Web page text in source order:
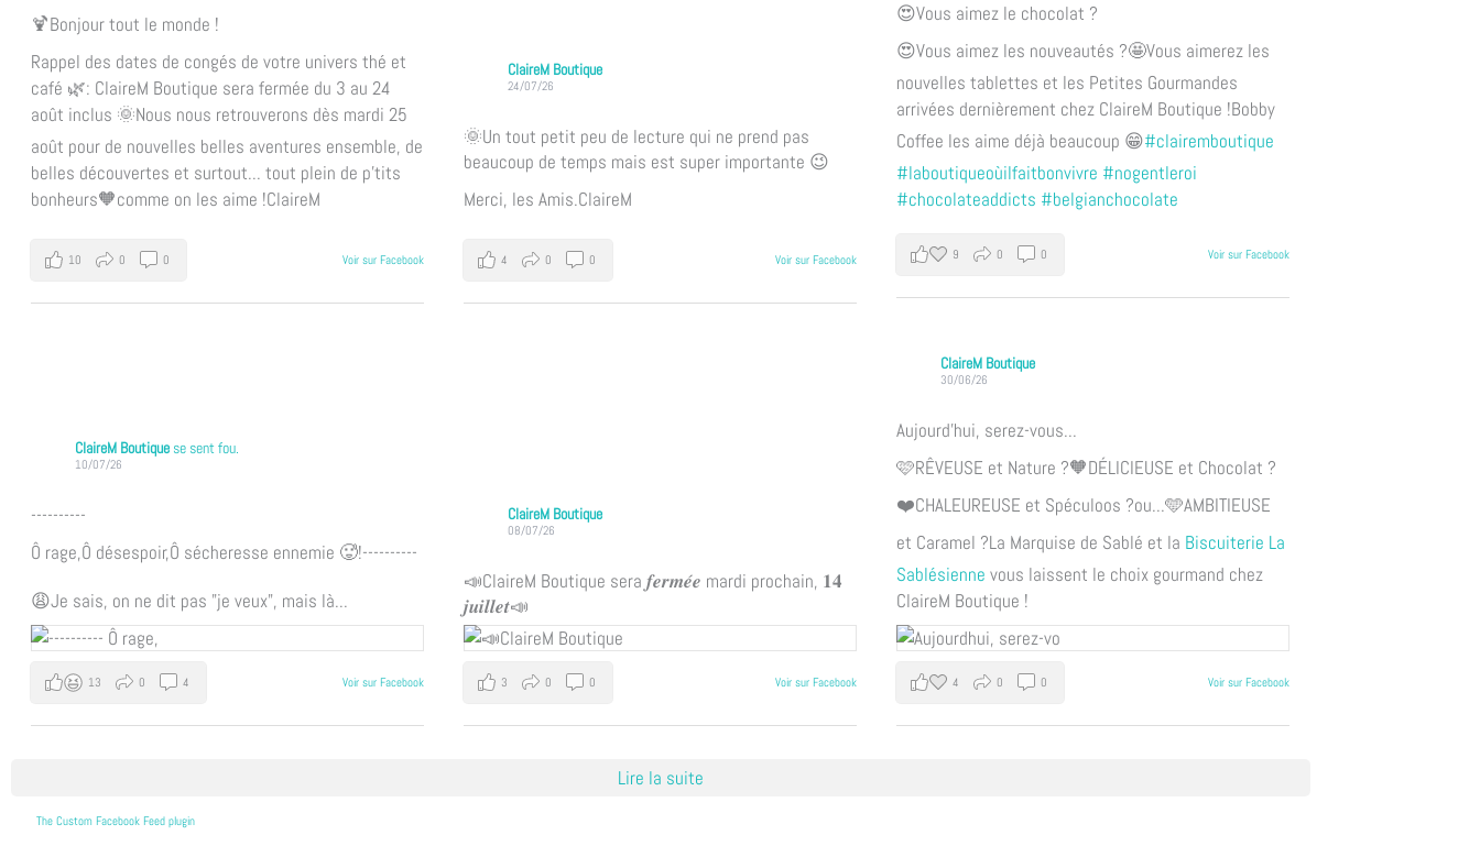
🍹Bonjour tout le monde !
Rappel des dates de congés de votre univers thé et
café 🌿: ClaireM Boutique sera fermée du 3 au 24
août inclus 🌞Nous nous retrouverons dès mardi 25
août pour de nouvelles belles aventures ensemble, de
belles découvertes et surtout... tout plein de p'tits
bonheurs🧡comme on les aime !ClaireM
Voir sur Facebook
10 0 0
ClaireM Boutique
24/07/26
🌞Un tout petit peu de lecture qui ne prend pas
beaucoup de temps mais est super importante 😉
Merci, les Amis.ClaireM
Voir sur Facebook
4 0 0
😍Vous aimez le chocolat ?
😍Vous aimez les nouveautés ?🤩Vous aimerez les
nouvelles tablettes et les Petites Gourmandes
arrivées dernièrement chez ClaireM Boutique !Bobby
Coffee les aime déjà beaucoup 😁#clairemboutique
#laboutiqueoùilfaitbonvivre #nogentleroi
#chocolateaddicts #belgianchocolate
Voir sur Facebook
9 0 0
ClaireM Boutique se sent fou.
10/07/26
----------
Ô rage,Ô désespoir,Ô sécheresse ennemie 🥵!----------
😩Je sais, on ne dit pas "je veux", mais là...
Voir sur Facebook
13 0 4
ClaireM Boutique
08/07/26
📣ClaireM Boutique sera 𝒇𝒆𝒓𝒎𝒆́𝒆 mardi prochain, 𝟏𝟒
𝒋𝒖𝒊𝒍𝒍𝒆𝒕📣
Voir sur Facebook
3 0 0
ClaireM Boutique
30/06/26
Aujourd'hui, serez-vous...
🩷RÊVEUSE et Nature ?🧡DÉLICIEUSE et Chocolat ?
❤️CHALEUREUSE et Spéculoos ?ou...🩵AMBITIEUSE
et Caramel ?La Marquise de Sablé et la Biscuiterie La
Sablésienne vous laissent le choix gourmand chez
ClaireM Boutique !
Voir sur Facebook
4 0 0
Lire la suite
The Custom Facebook Feed plugin